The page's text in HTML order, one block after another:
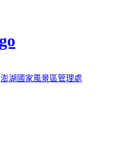
澎湖國家風景區管理處